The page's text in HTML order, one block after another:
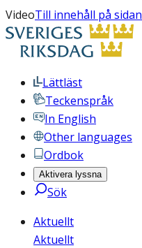
VideoTill innehåll på sidan
Lättläst
Teckenspråk
In English
Other languages
Ordbok
Aktivera lyssna
Sök
Aktuellt
Aktuellt